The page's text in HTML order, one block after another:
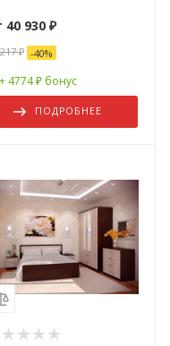
40 930 ₽
₽ -40%
+ 4774 ₽ бонус
ПОДРОБНЕЕ